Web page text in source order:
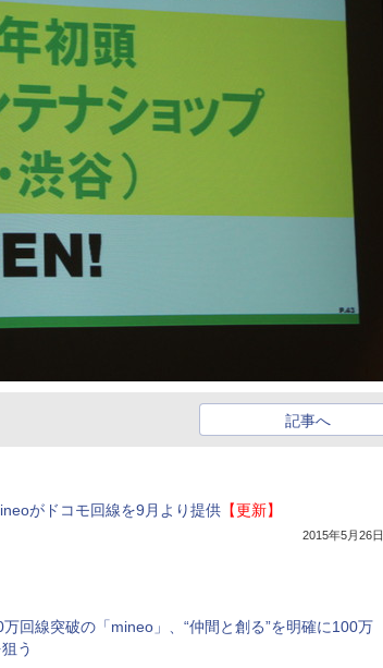
記事へ
がドコモ回線を9月より提供 【更新】
2015年5月26日
万回線突破の「mineo」、“仲間と創る”を明確に100万
う